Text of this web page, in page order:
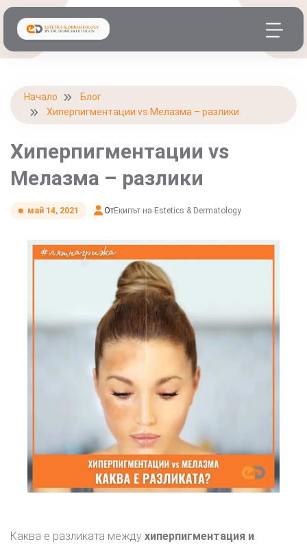
Начало
Блог
Хиперпигментации vs Мелазма – разлики
Хиперпигментации vs
Мелазма – разлики
май 14, 2021 ОтЕкипът на Estetics & Dermatology
Каква е разликата между хиперпигментация и